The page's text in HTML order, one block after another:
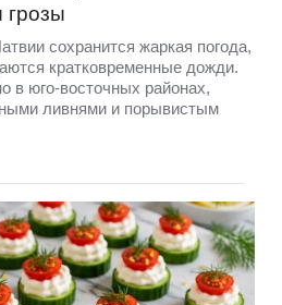
грозы
сохранится жаркая погода,
кратковременные дожди.
в юго-восточных районах,
ливнями и порывистым